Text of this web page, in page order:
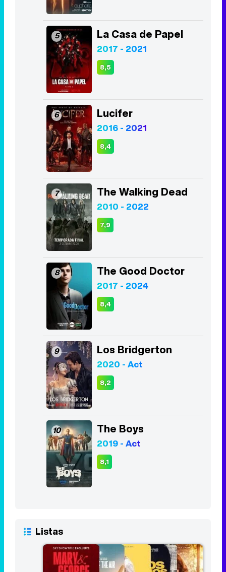
5 La Casa de Papel
2017 - 2021
8,5
6 Lucifer
2016 - 2021
8,4
7 The Walking Dead
2010 - 2022
7,9
8 The Good Doctor
2017 - 2024
8,4
9 Los Bridgerton
2020 - Act
8,2
10 The Boys
2019 - Act
8,1
Listas